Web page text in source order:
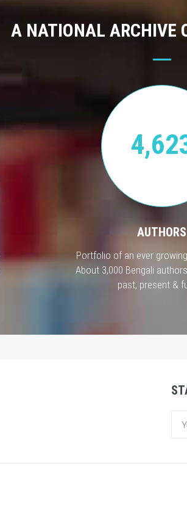
A NATIONAL ARCHIVE
AUTHORS
Portfolio of an ever
About 3,000 Bengali
past, present &